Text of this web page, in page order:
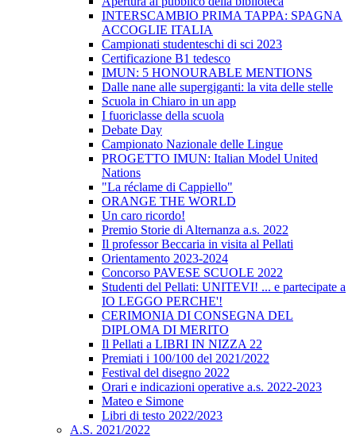
INTERSCAMBIO PRIMA TAPPA: SPAGNA
ACCOGLIE ITALIA
Campionati studenteschi di sci 2023
Certificazione B1 tedesco
IMUN: 5 HONOURABLE MENTIONS
Dalle nane alle supergiganti: la vita delle stelle
Scuola in Chiaro in un app
I fuoriclasse della scuola
Debate Day
Campionato Nazionale delle Lingue
PROGETTO IMUN: Italian Model United
Nations
"La réclame di Cappiello"
ORANGE THE WORLD
Un caro ricordo!
Premio Storie di Alternanza a.s. 2022
Il professor Beccaria in visita al Pellati
Orientamento 2023-2024
Concorso PAVESE SCUOLE 2022
Studenti del Pellati: UNITEVI! ... e partecipate a
IO LEGGO PERCHE'!
CERIMONIA DI CONSEGNA DEL
DIPLOMA DI MERITO
Il Pellati a LIBRI IN NIZZA 22
Premiati i 100/100 del 2021/2022
Festival del disegno 2022
Orari e indicazioni operative a.s. 2022-2023
Mateo e Simone
Libri di testo 2022/2023
A.S. 2021/2022